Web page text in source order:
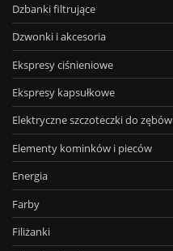
Dzbanki filtrujące
Dzwonki i akcesoria
Ekspresy ciśnieniowe
Ekspresy kapsułkowe
Elektryczne szczoteczki do zębów
Elementy kominków i pieców
Energia
Farby
Filiżanki